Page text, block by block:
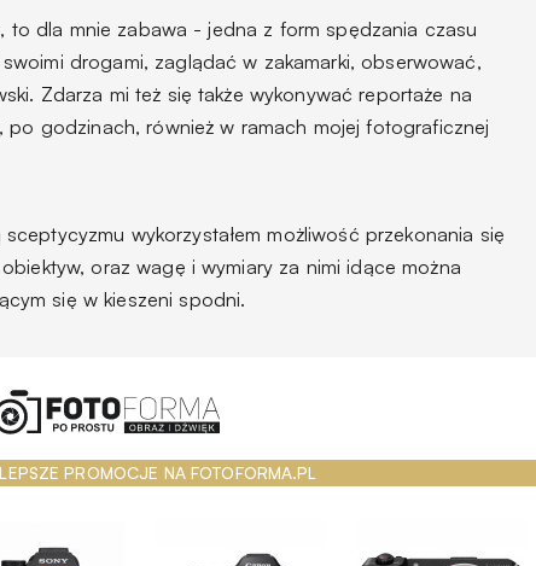
to dla mnie zabawa - jedna z form spędzania czasu
drogami, zaglądać w zakamarki, obserwować,
Zdarza mi też się także wykonywać reportaże na
po godzinach, również w ramach mojej fotograficznej
wykorzystałem możliwość przekonania się
oraz wagę i wymiary za nimi idące można
się w kieszeni spodni.
PROMOCJE NA FOTOFORMA.PL